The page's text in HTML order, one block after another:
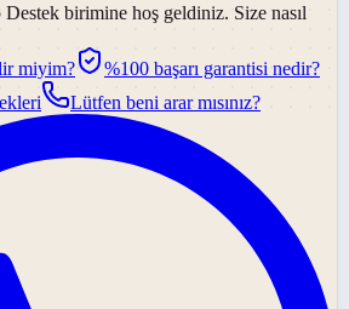
Destek birimine hoş geldiniz. Size nasıl
miyim?
%100 başarı garantisi nedir?
Lütfen beni arar mısınız?